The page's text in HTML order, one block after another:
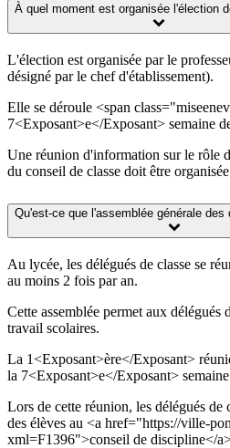
À quel moment est organisée l'élection
L'élection est organisée par le
désigné par le chef d'établissement).
Elle se déroule <span
7<Exposant>e</Exposant> semaine
Une réunion d'information sur le rôle
du conseil de classe doit être
Qu'est-ce que l'assemblée générale des
Au lycée, les délégués de classe se
au moins 2 fois par an.
Cette assemblée permet aux délégués
travail scolaires.
La 1<Exposant>ère</Exposant>
la 7<Exposant>e</Exposant>
Lors de cette réunion, les délégués de
des élèves au <a href="https://ville-
xml=F1396">conseil de discipline</